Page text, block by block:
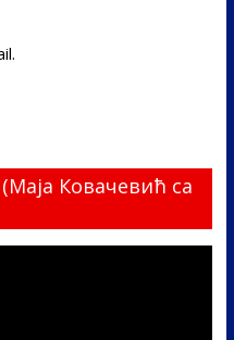
Ковачевић са